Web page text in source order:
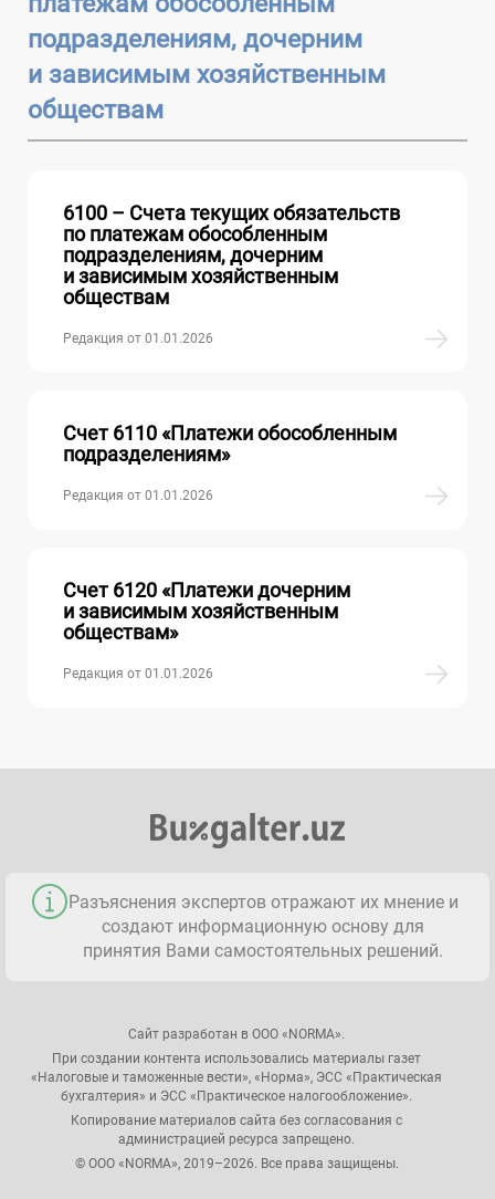
Глава 5. Забалансовые счета
подразделениям, дочерним
и зависимым хозяйственным
обществам
6100 – Счета текущих обязательств
по платежам обособленным
подразделениям, дочерним
и зависимым хозяйственным
обществам
Редакция от 01.01.2026
Счет 6110 «Платежи обособленным
подразделениям»
Редакция от 01.01.2026
Счет 6120 «Платежи дочерним
и зависимым хозяйственным
обществам»
Редакция от 01.01.2026
Разъяснения экспертов отражают их мнение и
создают информационную основу для
принятия Вами самостоятельных решений.
Сайт разработан в ООО «NORMA».
При создании контента использовались материалы газет
«Налоговые и таможенные вести», «Норма», ЭСС «Практическая
бухгалтерия» и ЭСС «Практическое налогообложение».
Копирование материалов сайта без согласования с
администрацией ресурса запрещено.
© ООО «NORMA», 2019–2026. Все права защищены.